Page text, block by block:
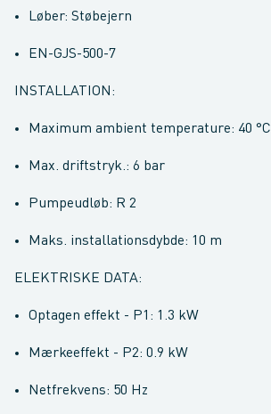
Løber: Støbejern
EN-GJS-500-7
INSTALLATION:
Maximum ambient temperature: 40 °C
Max. driftstryk.: 6 bar
Pumpeudløb: R 2
Maks. installationsdybde: 10 m
ELEKTRISKE DATA:
Optagen effekt - P1: 1.3 kW
Mærkeeffekt - P2: 0.9 kW
Netfrekvens: 50 Hz